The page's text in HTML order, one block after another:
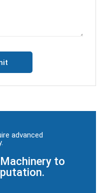
advanced
to